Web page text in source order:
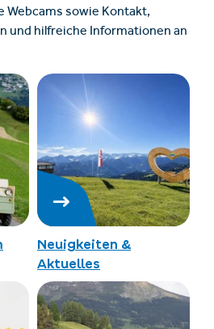
Webcams sowie Kontakt,
und hilfreiche Informationen an
Neuigkeiten &
Aktuelles